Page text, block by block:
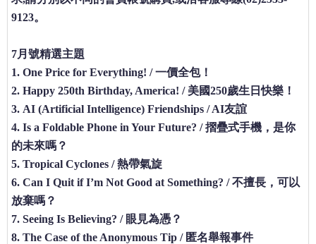
9123。
7月號精選主題
1. One Price for Everything! / 一價全包！
2. Happy 250th Birthday, America! / 美國250歲生日快樂！
3. AI (Artificial Intelligence) Friendships / AI友誼
4. Is a Foldable Phone in Your Future? / 摺疊式手機，是你
的未來嗎？
5. Tropical Cyclones / 熱帶氣旋
6. Can I Quit if I’m Not Good at Something? / 不擅長，可以
放棄嗎？
7. Seeing Is Believing? / 眼見為憑？
8. The Case of the Anonymous Tip / 匿名舉報事件